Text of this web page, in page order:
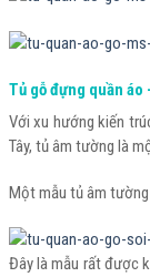
Tủ gỗ đựng quần áo
Với xu hướng kiến
Tây, tủ âm tường là
Một mẫu tủ âm
Đây là mẫu rất được